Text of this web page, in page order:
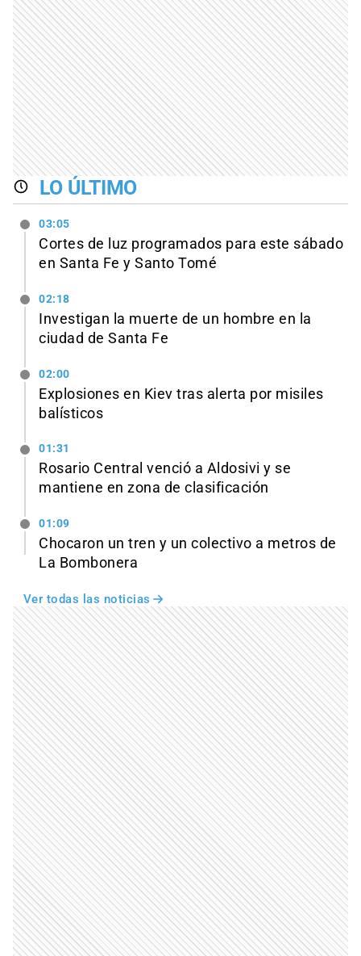
LO ÚLTIMO
03:05
Cortes de luz programados para este sábado
en Santa Fe y Santo Tomé
02:18
Investigan la muerte de un hombre en la
ciudad de Santa Fe
02:00
Explosiones en Kiev tras alerta por misiles
balísticos
01:31
Rosario Central venció a Aldosivi y se
mantiene en zona de clasificación
01:09
Chocaron un tren y un colectivo a metros de
La Bombonera
Ver todas las noticias